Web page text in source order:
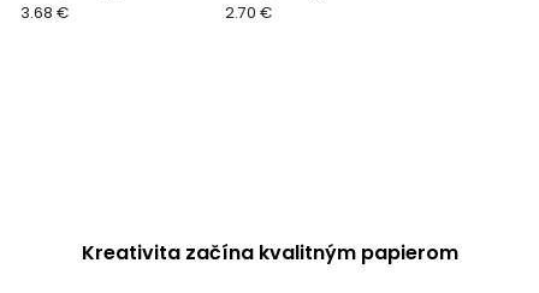
3.68 €
2.70 €
Kreativita začína kvalitným papierom